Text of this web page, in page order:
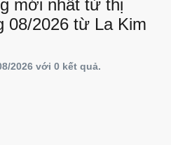
mới nhất từ thị
08/2026 từ La Kim
2026 với 0 kết quả.